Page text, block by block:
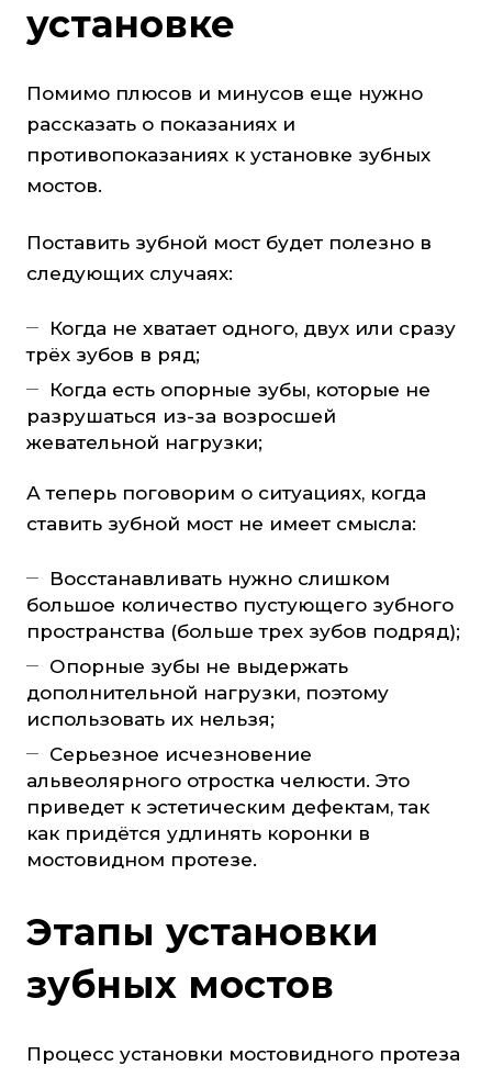
установке
Помимо плюсов и минусов еще нужно
рассказать о показаниях и
противопоказаниях к установке зубных
мостов.
Поставить зубной мост будет полезно в
следующих случаях:
Когда не хватает одного, двух или сразу
трёх зубов в ряд;
Когда есть опорные зубы, которые не
разрушаться из-за возросшей
жевательной нагрузки;
А теперь поговорим о ситуациях, когда
ставить зубной мост не имеет смысла:
Восстанавливать нужно слишком
большое количество пустующего зубного
пространства (больше трех зубов подряд);
Опорные зубы не выдержать
дополнительной нагрузки, поэтому
использовать их нельзя;
Серьезное исчезновение
альвеолярного отростка челюсти. Это
приведет к эстетическим дефектам, так
как придётся удлинять коронки в
мостовидном протезе.
Этапы установки
зубных мостов
Процесс установки мостовидного протеза